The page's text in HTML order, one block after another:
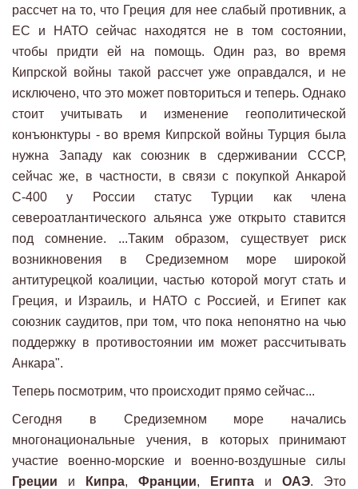
рассчет на то, что Греция для нее слабый противник, а
ЕС и НАТО сейчас находятся не в том состоянии,
чтобы придти ей на помощь. Один раз, во время
Кипрской войны такой рассчет уже оправдался, и не
исключено, что это может повториться и теперь. Однако
стоит учитывать и изменение геополитической
конъюнктуры - во время Кипрской войны Турция была
нужна Западу как союзник в сдерживании СССР,
сейчас же, в частности, в связи с покупкой Анкарой
С-400 у России статус Турции как члена
североатлантического альянса уже открыто ставится
под сомнение. ...Таким образом, существует риск
возникновения в Средиземном море широкой
антитурецкой коалиции, частью которой могут стать и
Греция, и Израиль, и НАТО с Россией, и Египет как
союзник саудитов, при том, что пока непонятно на чью
поддержку в противостоянии им может рассчитывать
Анкара".
Теперь посмотрим, что происходит прямо сейчас...
Сегодня в Средиземном море начались
многонациональные учения, в которых принимают
участие военно-морские и военно-воздушные силы
Греции и Кипра, Франции, Египта и ОАЭ. Это